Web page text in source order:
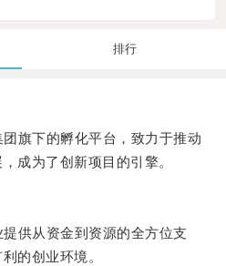
排行
下的孵化平台，致力于推动
成为了创新项目的引擎。
供从资金到资源的全方位支
的创业环境。